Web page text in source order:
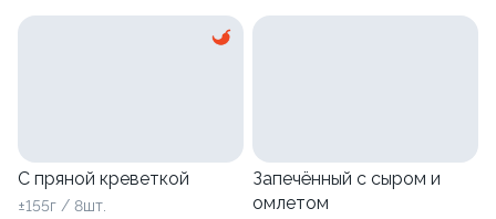
С пряной креветкой
±155г / 8шт.
Запечённый с сыром и
омлетом